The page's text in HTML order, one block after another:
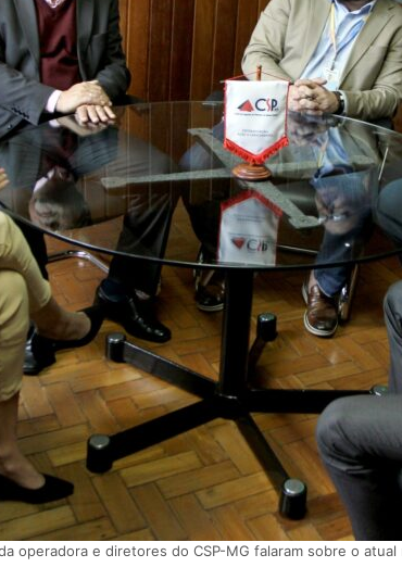
operadora e diretores do CSP-MG falaram sobre o